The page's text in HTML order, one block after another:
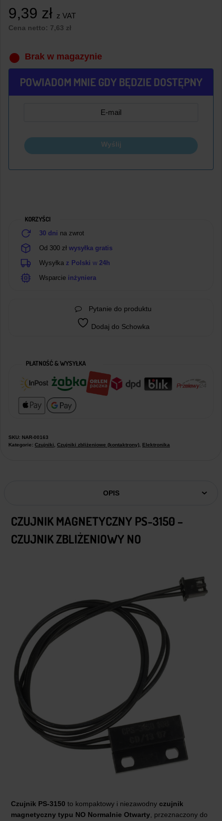
9,39 zł z VAT
Cena netto: 7,63 zł
Brak w magazynie
POWIADOM MNIE GDY BĘDZIE DOSTĘPNY
Wyślij
KORZYŚCI
30 dni na zwrot
Od 300 zł wysyłka gratis
Wysyłka z Polski w 24h
Wsparcie inżyniera
Pytanie do produktu
Dodaj do Schowka
PŁATNOŚĆ & WYSYŁKA
SKU: NAR-00163
Kategorie: Czujniki Czujniki zbliżeniowe (kontaktrony) Elektronika
OPIS
CZUJNIK MAGNETYCZNY PS-3150 –
CZUJNIK ZBLIŻENIOWY NO
Czujnik PS-3150 to kompaktowy i niezawodny czujnik
magnetyczny typu NO Normalnie Otwarty , przeznaczony do